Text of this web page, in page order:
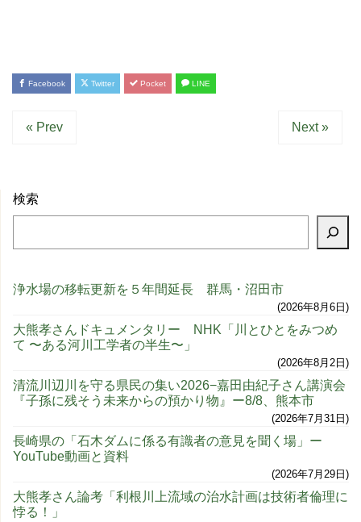
Facebook Twitter Pocket LINE
« Prev Next »
検索
浄水場の移転更新を５年間延長 群馬・沼田市
2026年8月6日
大熊孝さんドキュメンタリー NHK「川とひとをみつめ
て 〜ある河川工学者の半生〜」
2026年8月2日
清流川辺川を守る県民の集い2026−嘉田由紀子さん講演会
『子孫に残そう未来からの預かり物』ー8/8、熊本市
2026年7月31日
長崎県の「石木ダムに係る有識者の意見を聞く場」ー
YouTube動画と資料
2026年7月29日
大熊孝さん論考「利根川上流域の治水計画は技術者倫理に
悖る！」